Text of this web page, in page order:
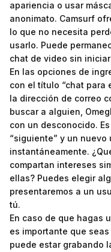
apariencia o usar
anonimato. Camsurf
lo que no necesita
usarlo. Puede
chat de video sin
En las opciones de
con el título “chat para
la dirección de correo
buscar a alguien,
con un desconocido.
“siguiente” y un
instantáneamente.
compartan intereses
ellas? Puedes elegir
presentaremos a un
tú.
En caso de que hagas
es importante que
puede estar grabando